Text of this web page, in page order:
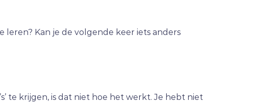
Kan je de volgende keer iets anders
te krijgen, is dat niet hoe het werkt. Je hebt niet